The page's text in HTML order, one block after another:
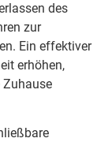
des
zur
Ein effektiver
erhöhen,
Zuhause